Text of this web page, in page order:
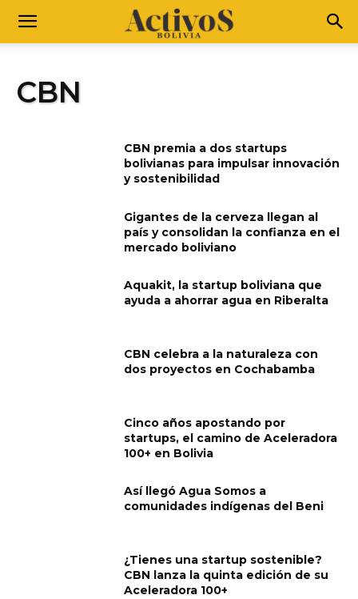
CBN
CBN premia a dos startups
bolivianas para impulsar innovación
y sostenibilidad
Gigantes de la cerveza llegan al
país y consolidan la confianza en el
mercado boliviano
Aquakit, la startup boliviana que
ayuda a ahorrar agua en Riberalta
CBN celebra a la naturaleza con
dos proyectos en Cochabamba
Cinco años apostando por
startups, el camino de Aceleradora
100+ en Bolivia
Así llegó Agua Somos a
comunidades indígenas del Beni
¿Tienes una startup sostenible?
CBN lanza la quinta edición de su
Aceleradora 100+